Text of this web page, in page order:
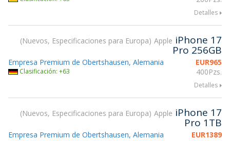
Detalles
Nuevos, Especificaciones para Europa Apple iPhone 17
Pro 256GB
EUR965
400Pzs.
Empresa Premium de Obertshausen, Alemania
Clasificación: +63
Detalles
Nuevos, Especificaciones para Europa Apple iPhone 17
Pro 1TB
EUR1389
Empresa Premium de Obertshausen, Alemania